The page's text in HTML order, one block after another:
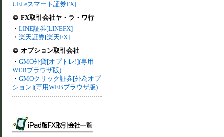
UFJ eスマート証券FX]
FX取引会社ヤ・ラ・ワ行
・ LINE証券[LINEFX]
・ 楽天証券[楽天FX]
オプション取引会社
・ GMO外貨[オプトレ!](専用
WEBブラウザ版)
・ GMOクリック証券[外為オプ
ション](専用WEBブラウザ版)